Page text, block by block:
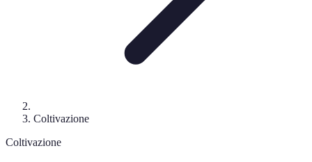
Coltivazione
Coltivazione